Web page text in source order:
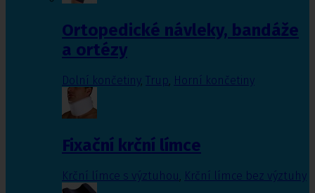
Ortopedické návleky, bandáže
a ortézy
Dolní končetiny, Trup, Horní končetiny
Fixační krční límce
Krční límce s výztuhou Krční límce bez výztuhy